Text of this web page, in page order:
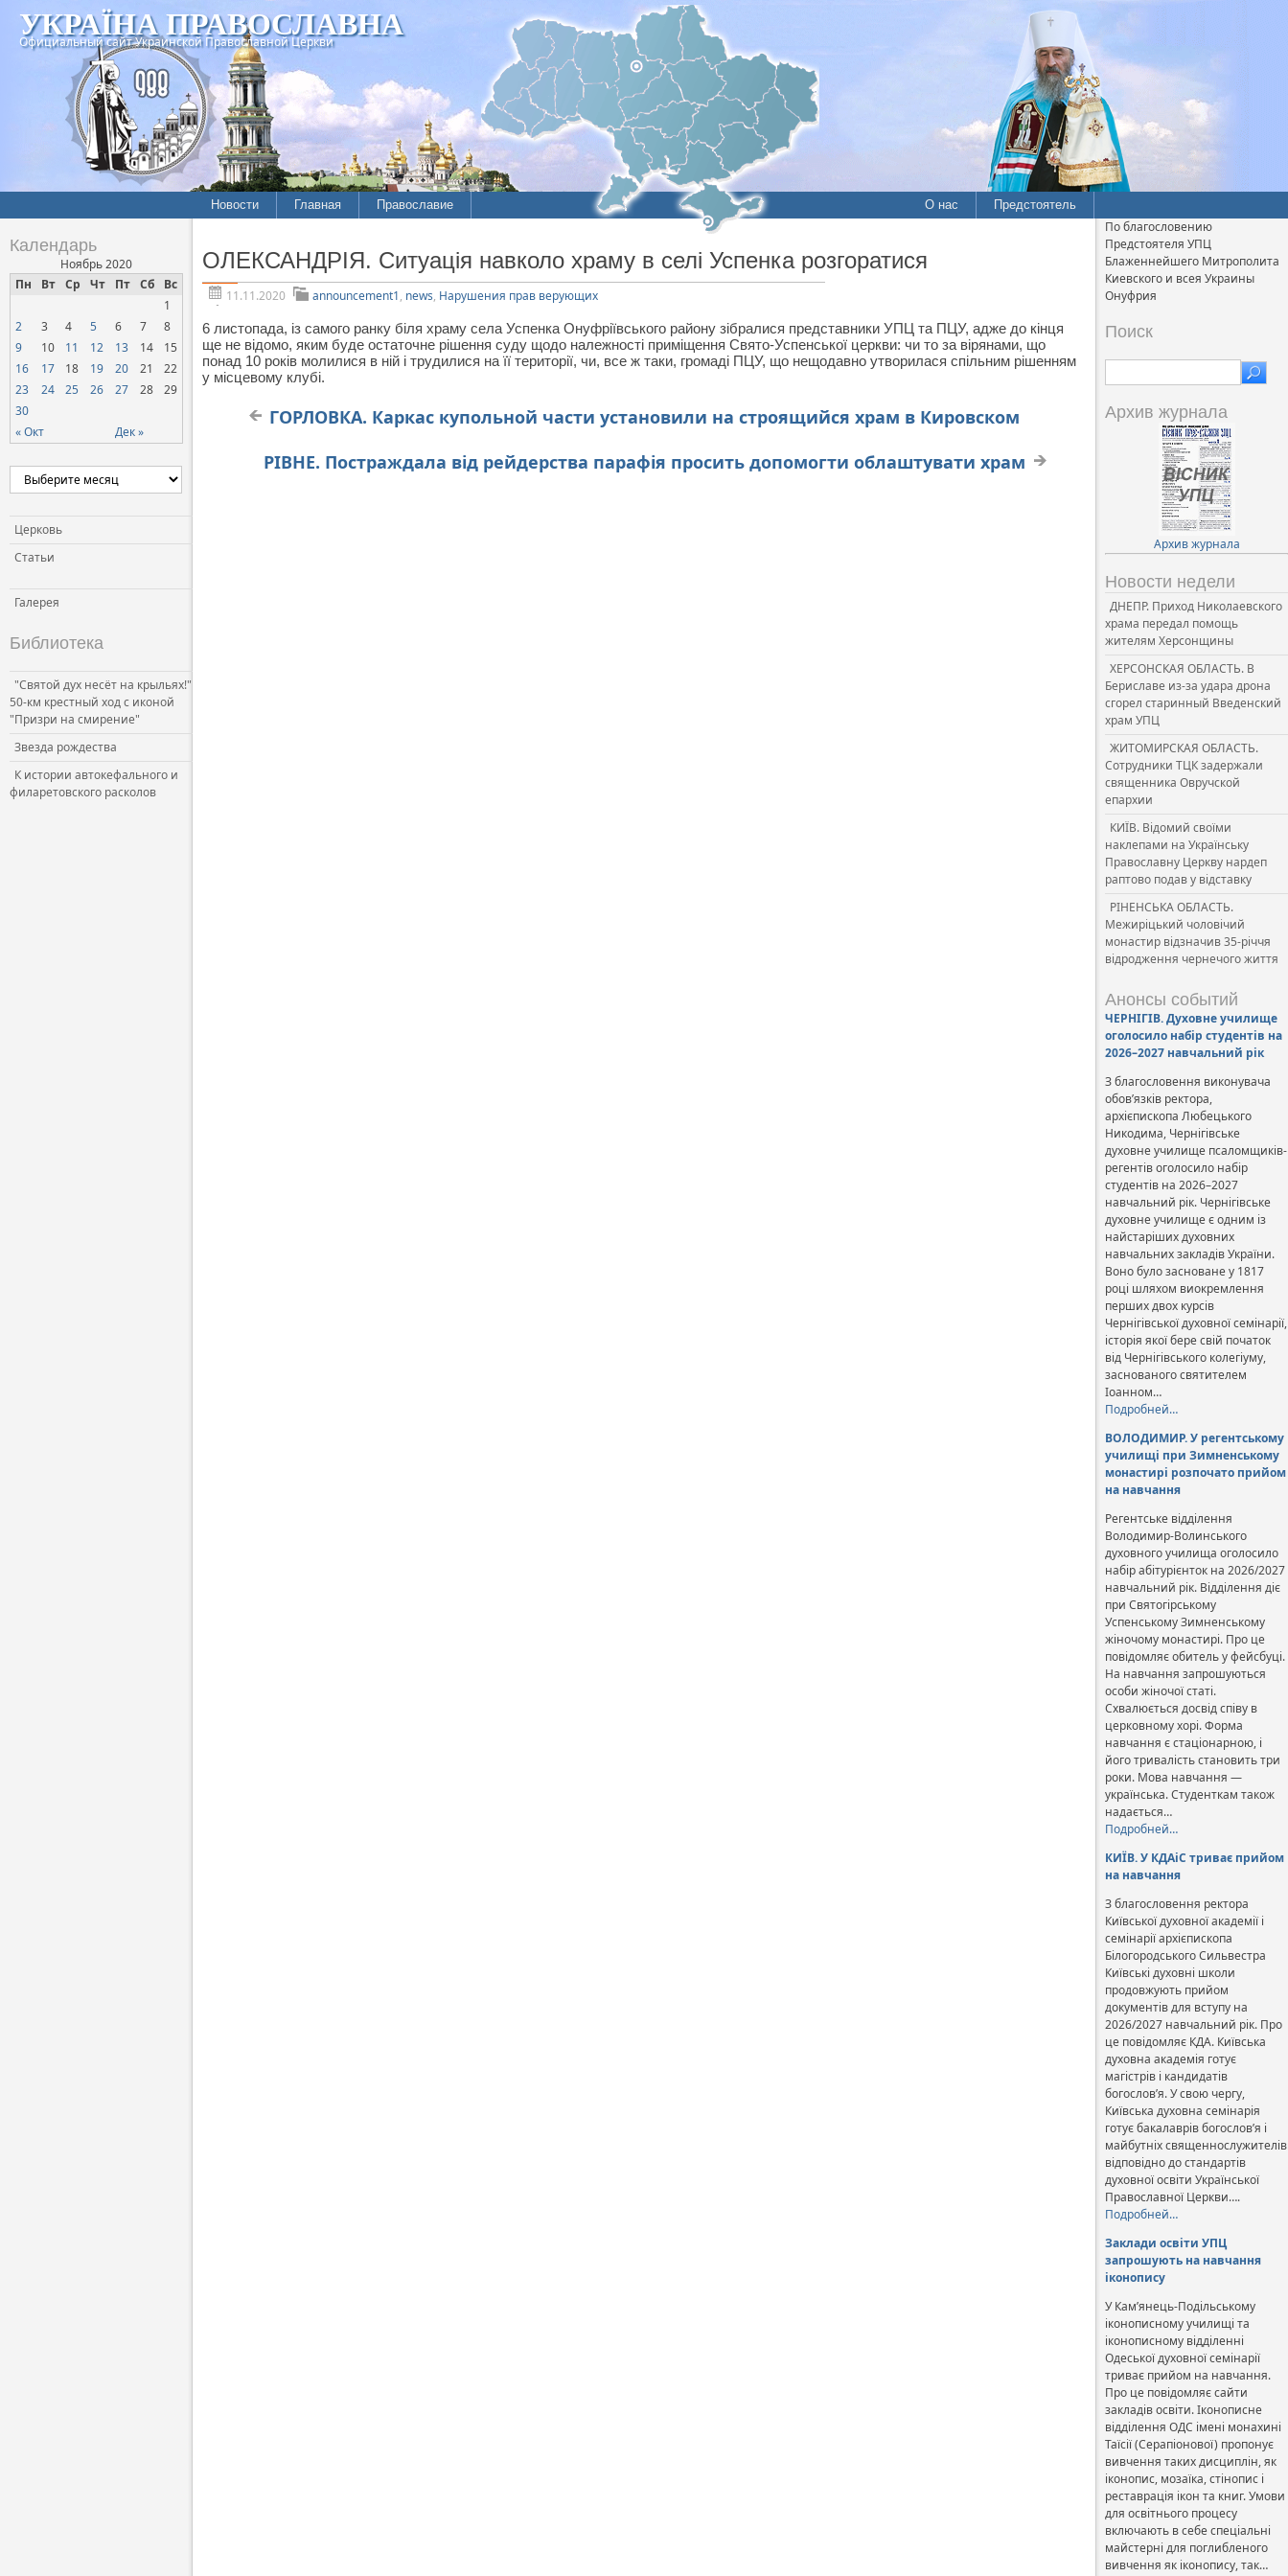
УКРАЇНА ПРАВОСЛАВНА
Официальный сайт Украинской Православной Церкви
Новости
Межконфессиональные
Нарушения прав
верующих
Официальная хроника
Расколы, ереси, секты
СЛУЖЕНИЕ
Главная Православие
История
Митрополиты
О нас Предстоятель
Календарь
Ноябрь 2020
Пн
Вт Ср Чт Пт Сб Вс
« Окт Дек »
1
2
3 4 5 6 7
8
9
10 11 12 13 14
15
16
17 18 19 20 21
22
23
24 25 26 27 28
29
30
Церковь
Статьи
Галерея
Библиотека
"Святой дух несёт на крыльях!"
50-км крестный ход с иконой
"Призри на смирение"
Звезда рождества
К истории автокефального и
филаретовского расколов
ОЛЕКСАНДРІЯ. Ситуація навколо храму в селі Успенка розгоратися
11.11.2020 announcement1, news, Нарушения прав верующих
6 листопада, із самого ранку біля храму села Успенка Онуфріївського району зібралися представники УПЦ та ПЦУ, адже до кінця
ще не відомо, яким буде остаточне рішення суду щодо належності приміщення Свято-Успенської церкви: чи то за вірянами, що
понад 10 років молилися в ній і трудилися на її території, чи, все ж таки, громаді ПЦУ, що нещодавно утворилася спільним рішенням
у місцевому клубі.
ГОРЛОВКА. Каркас купольной части установили на строящийся храм в Кировском
РІВНЕ. Постраждала від рейдерства парафія просить допомогти облаштувати храм
По благословению
Предстоятеля УПЦ
Блаженнейшего Митрополита
Киевского и всея Украины
Онуфрия
Поиск
Архив журнала
Архив журнала
Новости недели
ДНЕПР. Приход Николаевского
храма передал помощь
жителям Херсонщины
ХЕРСОНСКАЯ ОБЛАСТЬ. В
Бериславе из-за удара дрона
сгорел старинный Введенский
храм УПЦ
ЖИТОМИРСКАЯ ОБЛАСТЬ.
Сотрудники ТЦК задержали
священника Овручской
епархии
КИЇВ. Відомий своїми
наклепами на Українську
Православну Церкву нардеп
раптово подав у відставку
РІНЕНСЬКА ОБЛАСТЬ.
Межиріцький чоловічий
монастир відзначив 35-річчя
відродження чернечого життя
Анонсы событий
ЧЕРНІГІВ. Духовне училище
оголосило набір студентів на
2026–2027 навчальний рік
З благословення виконувача
обов’язків ректора,
архієпископа Любецького
Никодима, Чернігівське
духовне училище псаломщиків-
регентів оголосило набір
студентів на 2026–2027
навчальний рік. Чернігівське
духовне училище є одним із
найстаріших духовних
навчальних закладів України.
Воно було засноване у 1817
році шляхом виокремлення
перших двох курсів
Чернігівської духовної семінарії,
історія якої бере свій початок
від Чернігівського колегіуму,
заснованого святителем
Іоанном…
Подробней…
ВОЛОДИМИР. У регентському
училищі при Зимненському
монастирі розпочато прийом
на навчання
Регентське відділення
Володимир-Волинського
духовного училища оголосило
набір абітурієнток на 2026/2027
навчальний рік. Відділення діє
при Святогірському
Успенському Зимненському
жіночому монастирі. Про це
повідомляє обитель у фейсбуці.
На навчання запрошуються
особи жіночої статі.
Схвалюється досвід співу в
церковному хорі. Форма
навчання є стаціонарною, і
його тривалість становить три
роки. Мова навчання —
українська. Студенткам також
надається…
Подробней…
КИЇВ. У КДАіС триває прийом
на навчання
З благословення ректора
Київської духовної академії і
семінарії архієпископа
Білогородського Сильвестра
Київські духовні школи
продовжують прийом
документів для вступу на
2026/2027 навчальний рік. Про
це повідомляє КДА. Київська
духовна академія готує
магістрів і кандидатів
богослов’я. У свою чергу,
Київська духовна семінарія
готує бакалаврів богослов’я і
майбутніх священнослужителів
відповідно до стандартів
духовної освіти Української
Православної Церкви….
Подробней…
Заклади освіти УПЦ
запрошують на навчання
іконопису
У Кам’янець-Подільському
іконописному училищі та
іконописному відділенні
Одеської духовної семінарії
триває прийом на навчання.
Про це повідомляє сайти
закладів освіти. Іконописне
відділення ОДС імені монахині
Таїсії (Серапіонової) пропонує
вивчення таких дисциплін, як
іконопис, мозаїка, стінопис і
реставрація ікон та книг. Умови
для освітнього процесу
включають в себе спеціальні
майстерні для поглибленого
вивчення як іконопису, так…